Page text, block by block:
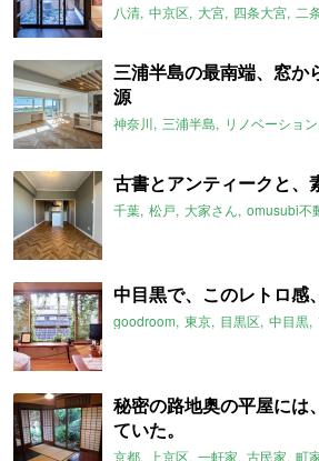
八清 中京区 大宮 四条大宮 二
三浦半島の最南端、窓か
源
神奈川 三浦半島 リノベーション
古書とアンティークと、
千葉 松戸 大家さん omusubi不
中目黒で、このレトロ感
goodroom 東京 目黒区 中目黒
秘密の路地奥の平屋には
ていた。
京都 上京区 一軒家 古民家 町